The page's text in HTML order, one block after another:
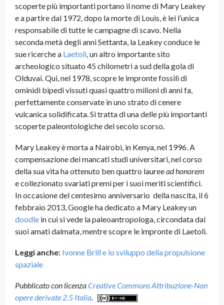
scoperte più importanti portano il nome di Mary Leakey
e a partire dal 1972, dopo la morte di Louis, è lei l’unica
responsabile di tutte le campagne di scavo. Nella
seconda metà degli anni Settanta, la Leakey conduce le
sue ricerche a Laetoli , un altro importante sito
archeologico situato 45 chilometri a sud della gola di
Olduvai. Qui, nel 1978, scopre le impronte fossili di
ominidi bipedi vissuti quasi quattro milioni di anni fa,
perfettamente conservate in uno strato di cenere
vulcanica solidificata. Si tratta di una delle più importanti
scoperte paleontologiche del secolo scorso.
Mary Leakey è morta a Nairobi, in Kenya, nel 1996. A
compensazione dei mancati studi universitari, nel corso
della sua vita ha ottenuto ben quattro laureead honorem
e collezionato svariati premi per i suoi meriti scientifici.
In occasione del centesimo anniversario della nascita, il 6
febbraio 2013, Google ha dedicato a Mary Leakey un
doodle in cui si vede la paleoantropologa, circondata dai
suoi amati dalmata, mentre scopre le impronte di Laetoli.
Leggi anche: Ivonne Brill e lo sviluppo della propulsione
spaziale
Pubblicato con licenzaCreative Commons Attribuzione-Non
opere derivate 2.5 Italia